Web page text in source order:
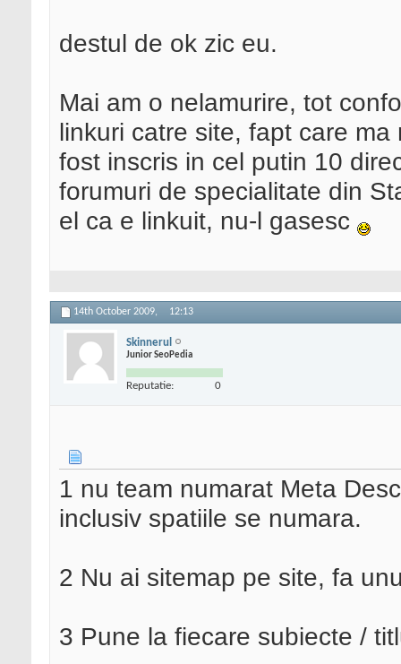
destul de ok zic eu.
Mai am o nelamurire, tot
linkuri catre site, fapt care
fost inscris in cel putin 10
forumuri de specialitate din
el ca e linkuit, nu-l gasesc
14th October 2009, 12:13
Skinnerul
Junior SeoPedia
Reputatie: 0
1 nu team numarat Meta
inclusiv spatiile se numara.
2 Nu ai sitemap pe site, fa
3 Pune la fiecare subiecte /